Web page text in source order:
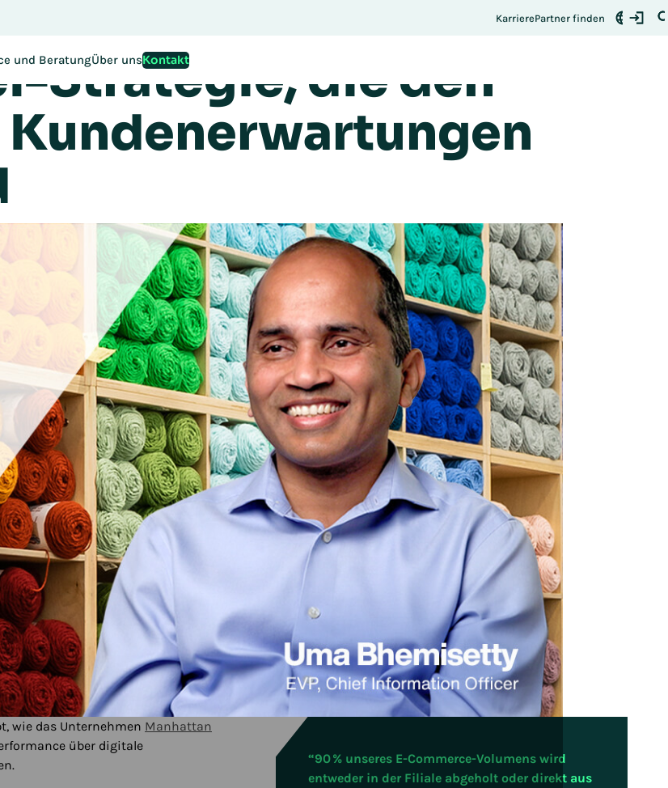
KarrierePartner finden
und BeratungÜber unsKontakt
eine profitable
Strategie, die den
wie das Unternehmen Manhattan
über digitale
“90 % unseres E-Commerce-Volumens wird
entweder in der Filiale abgeholt oder direkt aus